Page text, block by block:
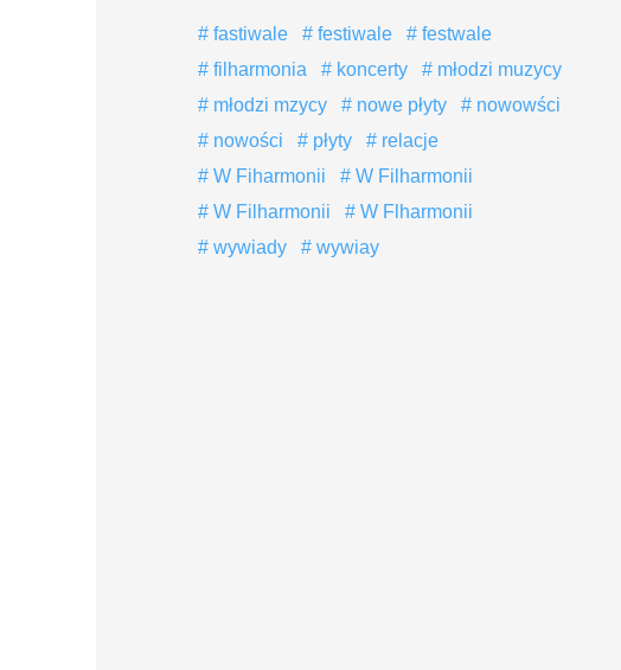
fastiwale festiwale
festwale
filharmonia
koncerty
młodzi muzycy
młodzi mzycy
nowe płyty
nowowści
nowości
płyty
relacje
W Fiharmonii
W Filharmonii
W Filharmonii
W Flharmonii
wywiady
wywiay